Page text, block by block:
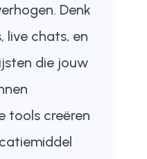
Denk
live chats, en
die jouw
tools creëren